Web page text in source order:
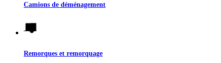
Camions de déménagement
Remorques et remorquage